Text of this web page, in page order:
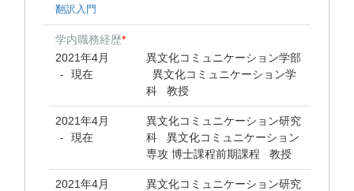
翻訳入門
学内職務経歴*
2021年4月
- 現在
異文化コミュニケーション学部
異文化コミュニケーション学
科 教授
2021年4月
- 現在
異文化コミュニケーション研究
科 異文化コミュニケーション
専攻 博士課程前期課程 教授
2021年4月
異文化コミュニケーション研究